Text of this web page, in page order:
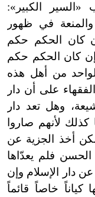
الكبير»:
في ظهور
كان الحكم حكم
وإن كان الحكم حكم
من أهل هذه
على أن دار
وهل تعد دار
لأنهم صاروا
أخذ الجزية عن
فلم يعدّاها
دار الإسلام وإن
خاصاً قائماً